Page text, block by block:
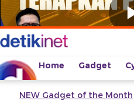
Home Gadget
NEW Gadget of the Month